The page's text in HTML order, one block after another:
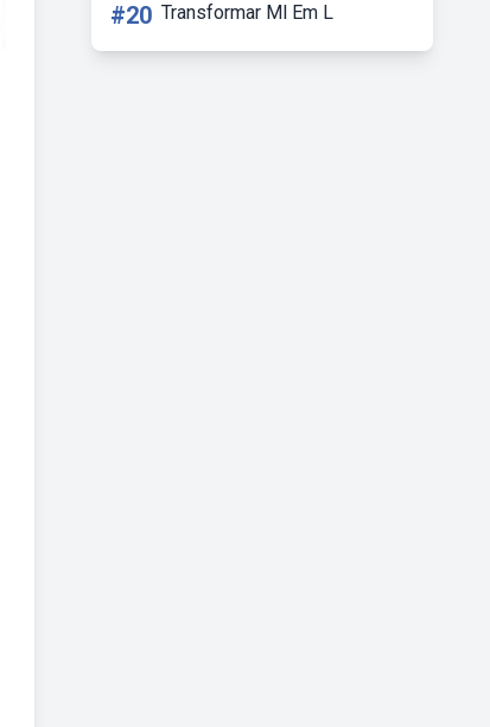
#20 Transformar Ml Em L